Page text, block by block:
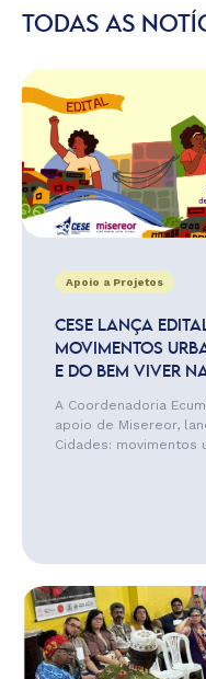
TODAS AS
Apoio a Projetos
CESE LANÇA
MOVIMENTOS
E DO BEM VIVER
A Coordenadoria
apoio de Misereor,
Cidades: movimentos